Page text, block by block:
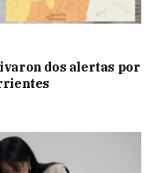
dos alertas por